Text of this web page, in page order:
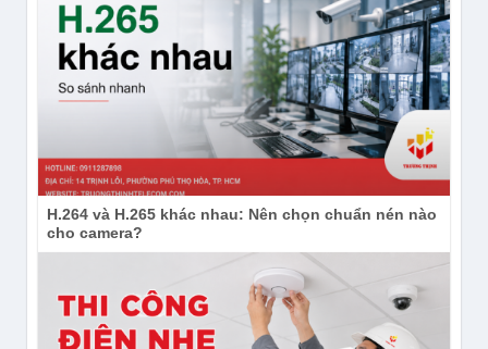
H.264 và H.265 khác nhau: Nên chọn chuẩn nén nào
cho camera?